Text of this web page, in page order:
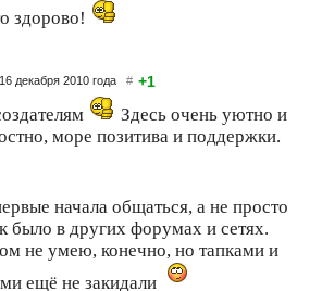
здорово!
16 декабря 2010 года # +1
Здесь очень уютно и
море позитива и поддержки.
начала общаться, а не просто
было в других форумах и сетях.
не умею, конечно, но тапками и
ещё не закидали